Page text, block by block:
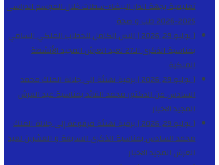
تعليمية بجهة الدار البيضاء-سطات خلال الموسم الدراسي
2025-2026
طب و صحة
[ يوليو 29, 2026 ]
النص الكامل للخطاب الملكي السامي
بمناسبة الذكرى الـ27 لعيد العرش المجيد
الأنشطة
الملكية
[ يوليو 29, 2026 ]
برقية تهنئة الى جلالة الملك محمد
السادس من الدكتور محمد الفائد بمناسبة عيد العرش
المجيدالاخبار
[ يوليو 29, 2026 ]
برقية تهنئة مرفوعة إلى جلالة الملك
محمد السادس بمناسبة الذكرى السابعة و العشرين لعيد
العرش المجيدالاخبار